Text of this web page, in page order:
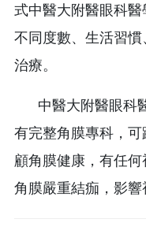
式中醫大附醫眼科
不同度數、生活習
治療。
中醫大附醫眼科
有完整角膜專科，
顧角膜健康，有任
角膜嚴重結痂，影響